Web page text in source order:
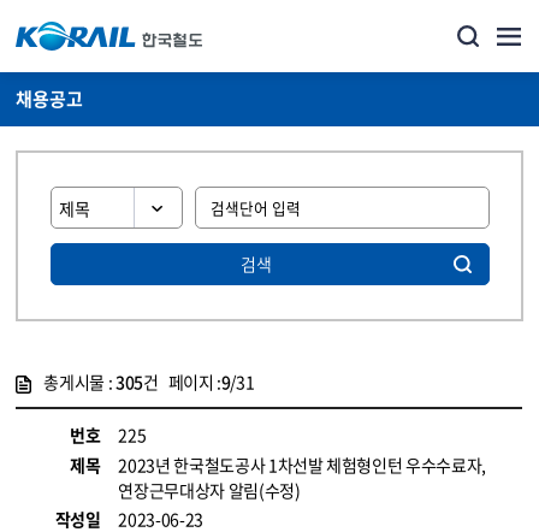
채용공고
검색
총게시물 :305건 페이지 :9/31
번호
225
제목
2023년 한국철도공사 1차선발 체험형인턴 우수수료자,
연장근무대상자 알림(수정)
작성일
2023-06-23